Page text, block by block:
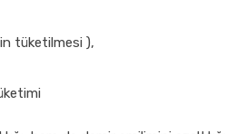
tüketilmesi ),